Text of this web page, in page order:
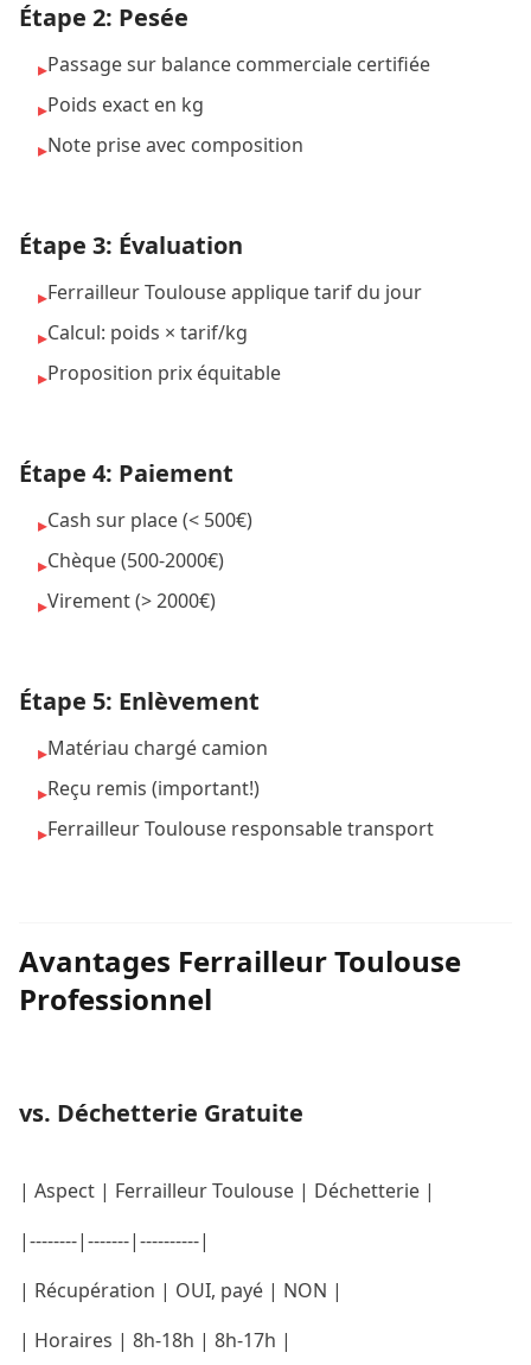
Étape 2: Pesée
▸Passage sur balance commerciale certifiée
▸Poids exact en kg
▸Note prise avec composition
Étape 3: Évaluation
▸Ferrailleur Toulouse applique tarif du jour
▸Calcul: poids × tarif/kg
▸Proposition prix équitable
Étape 4: Paiement
▸Cash sur place (< 500€)
▸Chèque (500-2000€)
▸Virement (> 2000€)
Étape 5: Enlèvement
▸Matériau chargé camion
▸Reçu remis (important!)
▸Ferrailleur Toulouse responsable transport
Avantages Ferrailleur Toulouse
Professionnel
vs. Déchetterie Gratuite
| Aspect | Ferrailleur Toulouse | Déchetterie |
|--------|-------|----------|
| Récupération | OUI, payé | NON |
| Horaires | 8h-18h | 8h-17h |